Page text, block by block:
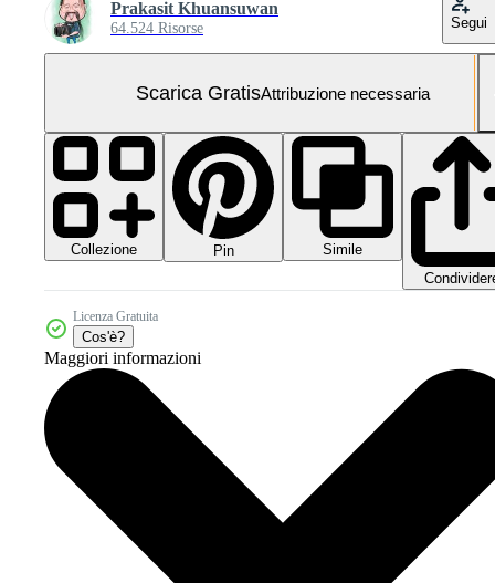
Prakasit Khuansuwan
64.524 Risorse Segui
Scarica GratisAttribuzione necessaria
Collezione Pin
Simile
Licenza Gratuita
Cos'è?
Maggiori informazioni